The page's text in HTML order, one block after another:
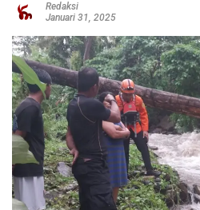
Redaksi
Januari 31, 2025